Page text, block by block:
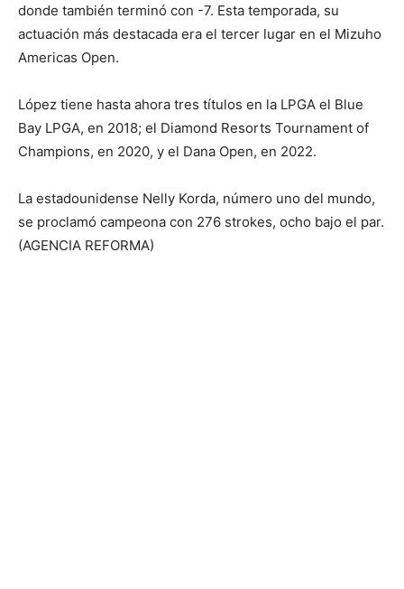
donde también terminó con -7. Esta temporada, su
actuación más destacada era el tercer lugar en el Mizuho
Americas Open.
López tiene hasta ahora tres títulos en la LPGA el Blue
Bay LPGA, en 2018; el Diamond Resorts Tournament of
Champions, en 2020, y el Dana Open, en 2022.
La estadounidense Nelly Korda, número uno del mundo,
se proclamó campeona con 276 strokes, ocho bajo el par.
(AGENCIA REFORMA)